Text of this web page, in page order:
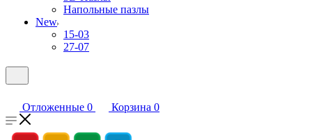
Напольные пазлы
New
15-03
27-07
Отложенные 0 Корзина 0